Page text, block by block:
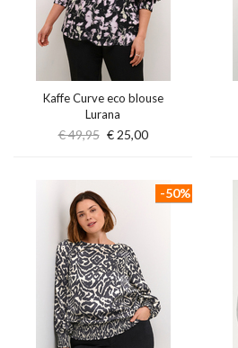
Kaffe Curve eco blouse
Lurana
€ 49,95 € 25,00
-50%